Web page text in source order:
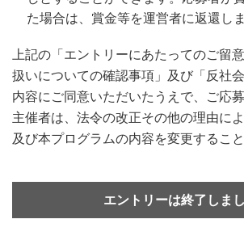
た場合は、賞金等を運営者に返還しま
上記の「エントリーにあたってのご留
扱いについての確認事項」及び「反社
内容にご同意いただいたうえで、ご応
主催者は、法令の改正その他の理由に
及び本プログラムの内容を変更すること
エントリーは終了しま